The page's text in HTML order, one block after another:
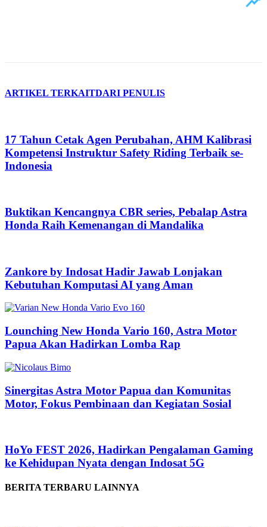
ARTIKEL TERKAITDARI PENULIS
17 Tahun Cetak Agen Perubahan, AHM Kalibrasi
Kompetensi Instruktur Safety Riding Terbaik se-
Indonesia
Buktikan Kencangnya CBR series, Pebalap Astra
Honda Raih Kemenangan di Mandalika
Zankore by Indosat Hadir Jawab Lonjakan
Kebutuhan Komputasi AI yang Aman
Lounching New Honda Vario 160, Astra Motor
Papua Akan Hadirkan Lomba Rap
Sinergitas Astra Motor Papua dan Komunitas
Motor, Fokus Pembinaan dan Kegiatan Sosial
HoYo FEST 2026, Hadirkan Pengalaman Gaming
ke Kehidupan Nyata dengan Indosat 5G
BERITA TERBARU LAINNYA